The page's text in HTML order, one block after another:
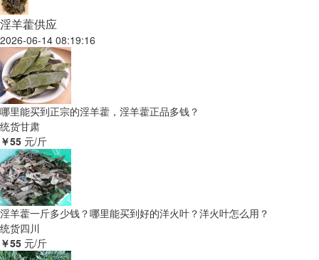
淫羊藿供应
2026-06-14 08:19:16
哪里能买到正宗的淫羊藿，淫羊藿正品多钱？
统货甘肃
￥55 元/斤
淫羊藿一斤多少钱？哪里能买到好的洋火叶？洋火叶怎么用？
统货四川
￥55 元/斤